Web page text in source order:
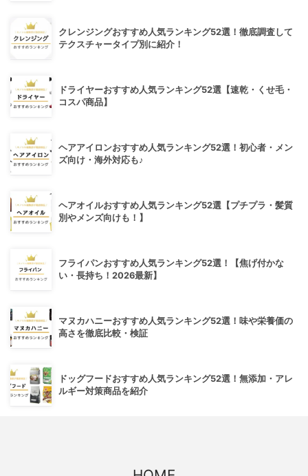
クレンジングおすすめ人気ランキング52選！徹底調査して
テクスチャータイプ別に紹介！
ドライヤーおすすめ人気ランキング52選【速乾・くせ毛・
コスパ商品】
ヘアアイロンおすすめ人気ランキング52選！初心者・メン
ズ向け・海外対応も♪
ヘアオイルおすすめ人気ランキング52選【プチプラ・髪質
別やメンズ向けも！】
フライパンおすすめ人気ランキング52選！【焦げ付かな
い・長持ち！2026最新】
マヌカハニーおすすめ人気ランキング52選！味や栄養価の
高さを徹底比較・検証
ドッグフードおすすめ人気ランキング52選！無添加・アレ
ルギー対策商品を紹介